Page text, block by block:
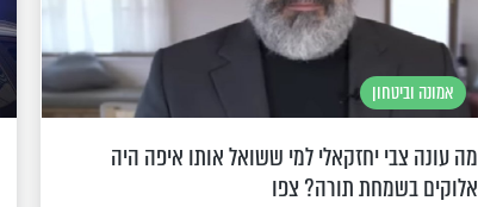
אמונה וביטחון
מה עונה צבי יחזקאלי למי ששואל אותו איפה היה
אלוקים בשמחת תורה? צפו